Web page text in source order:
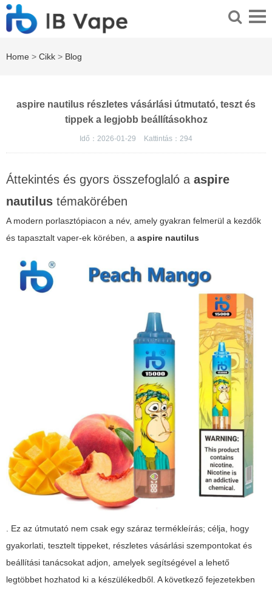
Home > Cikk > Blog
aspire nautilus részletes vásárlási útmutató, teszt és
tippek a legjobb beállításokhoz
Idő：2026-01-29 Kattintás： 294
Áttekintés és gyors összefoglaló a aspire
nautilus témakörében
A modern porlasztópiacon a név, amely gyakran felmerül a kezdők
és tapasztalt vaper-ek körében, a aspire nautilus
. Ez az útmutató nem csak egy száraz termékleírás; célja, hogy
gyakorlati, tesztelt tippeket, részletes vásárlási szempontokat és
beállítási tanácsokat adjon, amelyek segítségével a lehető
legtöbbet hozhatod ki a készülékedből. A következő fejezetekben